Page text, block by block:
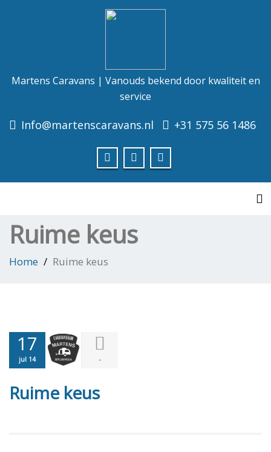
Martens Caravans | Vanouds bekend door kwaliteit en
service
Info@martenscaravans.nl +31 575 56 1486
Ruime keus
Home Ruime keus
17
jul 14 -
Ruime keus